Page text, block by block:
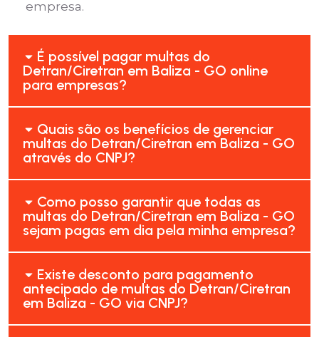
empresa.
É possível pagar multas do
Detran/Ciretran em Baliza - GO online
para empresas?
Quais são os benefícios de gerenciar
multas do Detran/Ciretran em Baliza - GO
através do CNPJ?
Como posso garantir que todas as
multas do Detran/Ciretran em Baliza - GO
sejam pagas em dia pela minha empresa?
Existe desconto para pagamento
antecipado de multas do Detran/Ciretran
em Baliza - GO via CNPJ?